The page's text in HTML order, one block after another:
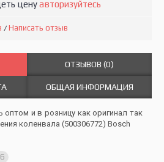
ценуавторизуйтесь
/Написать отзыв
ОТЗЫВОВ (0)
ОБЩАЯ ИНФОРМАЦИЯ
оптом и в розницу как оригинал так
коленвала (500306772) Bosch